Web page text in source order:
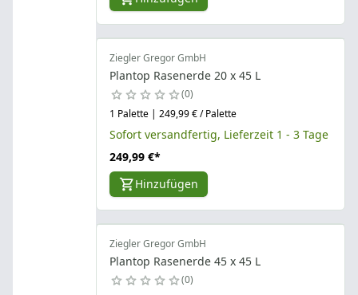
Ziegler Gregor GmbH
Plantop Rasenerde 20 x 45 L
0
1 Palette | 249,99 € / Palette
Sofort versandfertig, Lieferzeit 1 - 3 Tage
249,99 €*
Hinzufügen
Ziegler Gregor GmbH
Plantop Rasenerde 45 x 45 L
0